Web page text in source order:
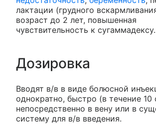
лактации (грудного
возраст до 2 лет, повышенная
чувствительность к сугаммадексу.
Дозировка
Вводят в/в в виде болюсной
однократно, быстро (в течение 10
непосредственно в вену или в
систему для в/в введения.